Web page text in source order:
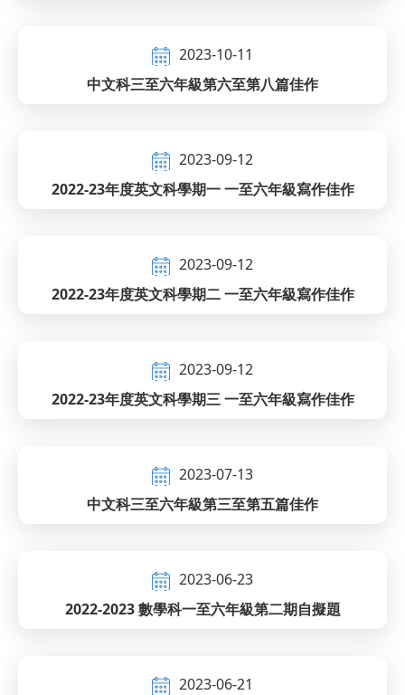
2023-10-11
中文科三至六年級第六至第八篇佳作
2023-09-12
2022-23年度英文科學期一 一至六年級寫作佳作
2023-09-12
2022-23年度英文科學期二 一至六年級寫作佳作
2023-09-12
2022-23年度英文科學期三 一至六年級寫作佳作
2023-07-13
中文科三至六年級第三至第五篇佳作
2023-06-23
2022-2023 數學科一至六年級第二期自擬題
2023-06-21